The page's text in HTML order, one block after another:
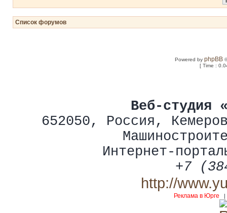
Список форумов
Powered byphpBB
[ Time :
Веб-студия
652050, Россия ,
Интернет-
+7
http://
Реклама в Юрге